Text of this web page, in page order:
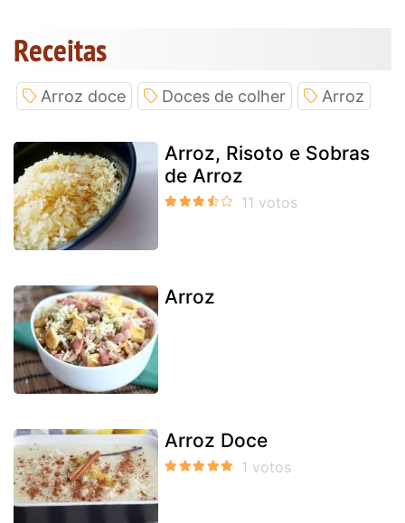
Receitas
Arroz doce Doces de colher Arroz
Arroz, Risoto e Sobras
de Arroz
Arroz
Arroz Doce